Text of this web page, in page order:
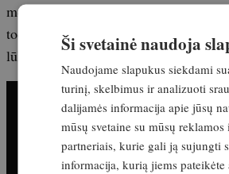
medžiotojams įsigyti šiuolaikiškus ir
todėl pasirinkimas priklauso nuo
lūkesčių.
Ši svetainė naudoja
Naudojame slapukus siekdami
turinį, skelbimus ir analizuoti
dalijamės informacija apie jūsų
mūsų svetaine su mūsų reklamos
partneriais, kurie gali ją sujungti
informacija, kurią jiems